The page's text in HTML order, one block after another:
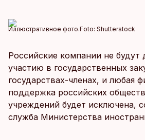
Иллюстративное фото.Foto: Shutterstock
Российские компании не
участию в государственных
государствах-членах, и любая
поддержка российских
учреждений будет исключена,
служба Министерства